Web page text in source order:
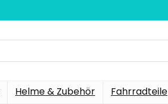
Helme & Zubehör Fahrradteile